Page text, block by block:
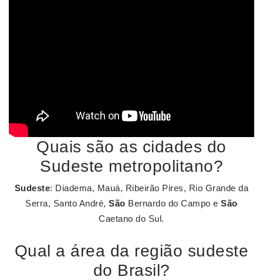
Quais são as cidades do
Sudeste metropolitano?
Sudeste: Diadema, Mauá, Ribeirão Pires, Rio Grande da
Serra, Santo André,São Bernardo do Campo eSão
Caetano do Sul.
Qual a área da região sudeste
do Brasil?